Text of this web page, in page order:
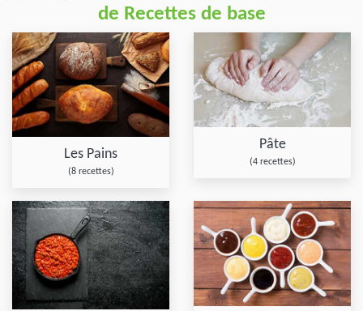
de Recettes de base
Les Pains
(8 recettes)
Pâte
(4 recettes)